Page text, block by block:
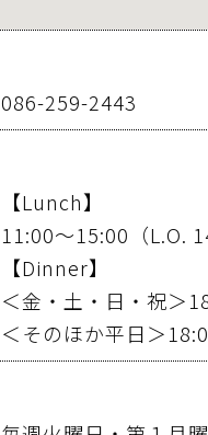
086-259-2443
【Lunch】
11:00〜15:00（L.O.
【Dinner】
＜金・土・日・祝＞
＜そのほか平日＞